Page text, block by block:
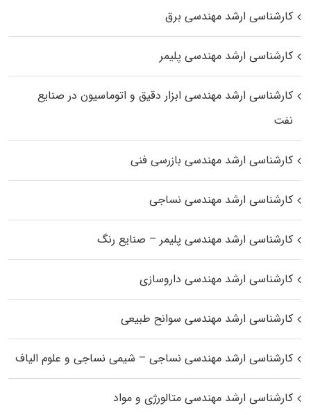
کارشناسی ارشد مهندسی برق
کارشناسی ارشد مهندسی پلیمر
کارشناسی ارشد مهندسی ابزار دقیق و اتوماسیون در صنایع
نفت
کارشناسی ارشد مهندسی بازرسی فنی
کارشناسی ارشد مهندسی نساجی
کارشناسی ارشد مهندسی پلیمر – صنایع رنگ
کارشناسی ارشد مهندسی داروسازی
کارشناسی ارشد مهندسی سوانح طبیعی
کارشناسی ارشد مهندسی نساجی – شیمی نساجی و علوم الیاف
کارشناسی ارشد مهندسی متالورژی و مواد